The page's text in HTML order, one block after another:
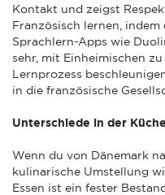
Kontakt und zeigst
Französisch lernen,
Sprachlern-Apps wie
sehr, mit Einheimischen
Lernprozess
in die französische
Unterschiede in der Küche
Wenn du von Dänemark
kulinarische Umstellung
Essen ist ein fester